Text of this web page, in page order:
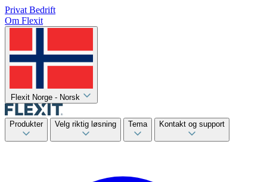
Privat Bedrift
Om Flexit
Flexit Norge - Norsk
Produkter Velg riktig løsning Tema Kontakt og support